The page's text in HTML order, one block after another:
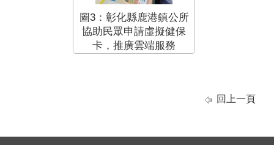
圖3：彰化縣鹿港鎮公所
協助民眾申請虛擬健保
卡，推廣雲端服務
回上一頁